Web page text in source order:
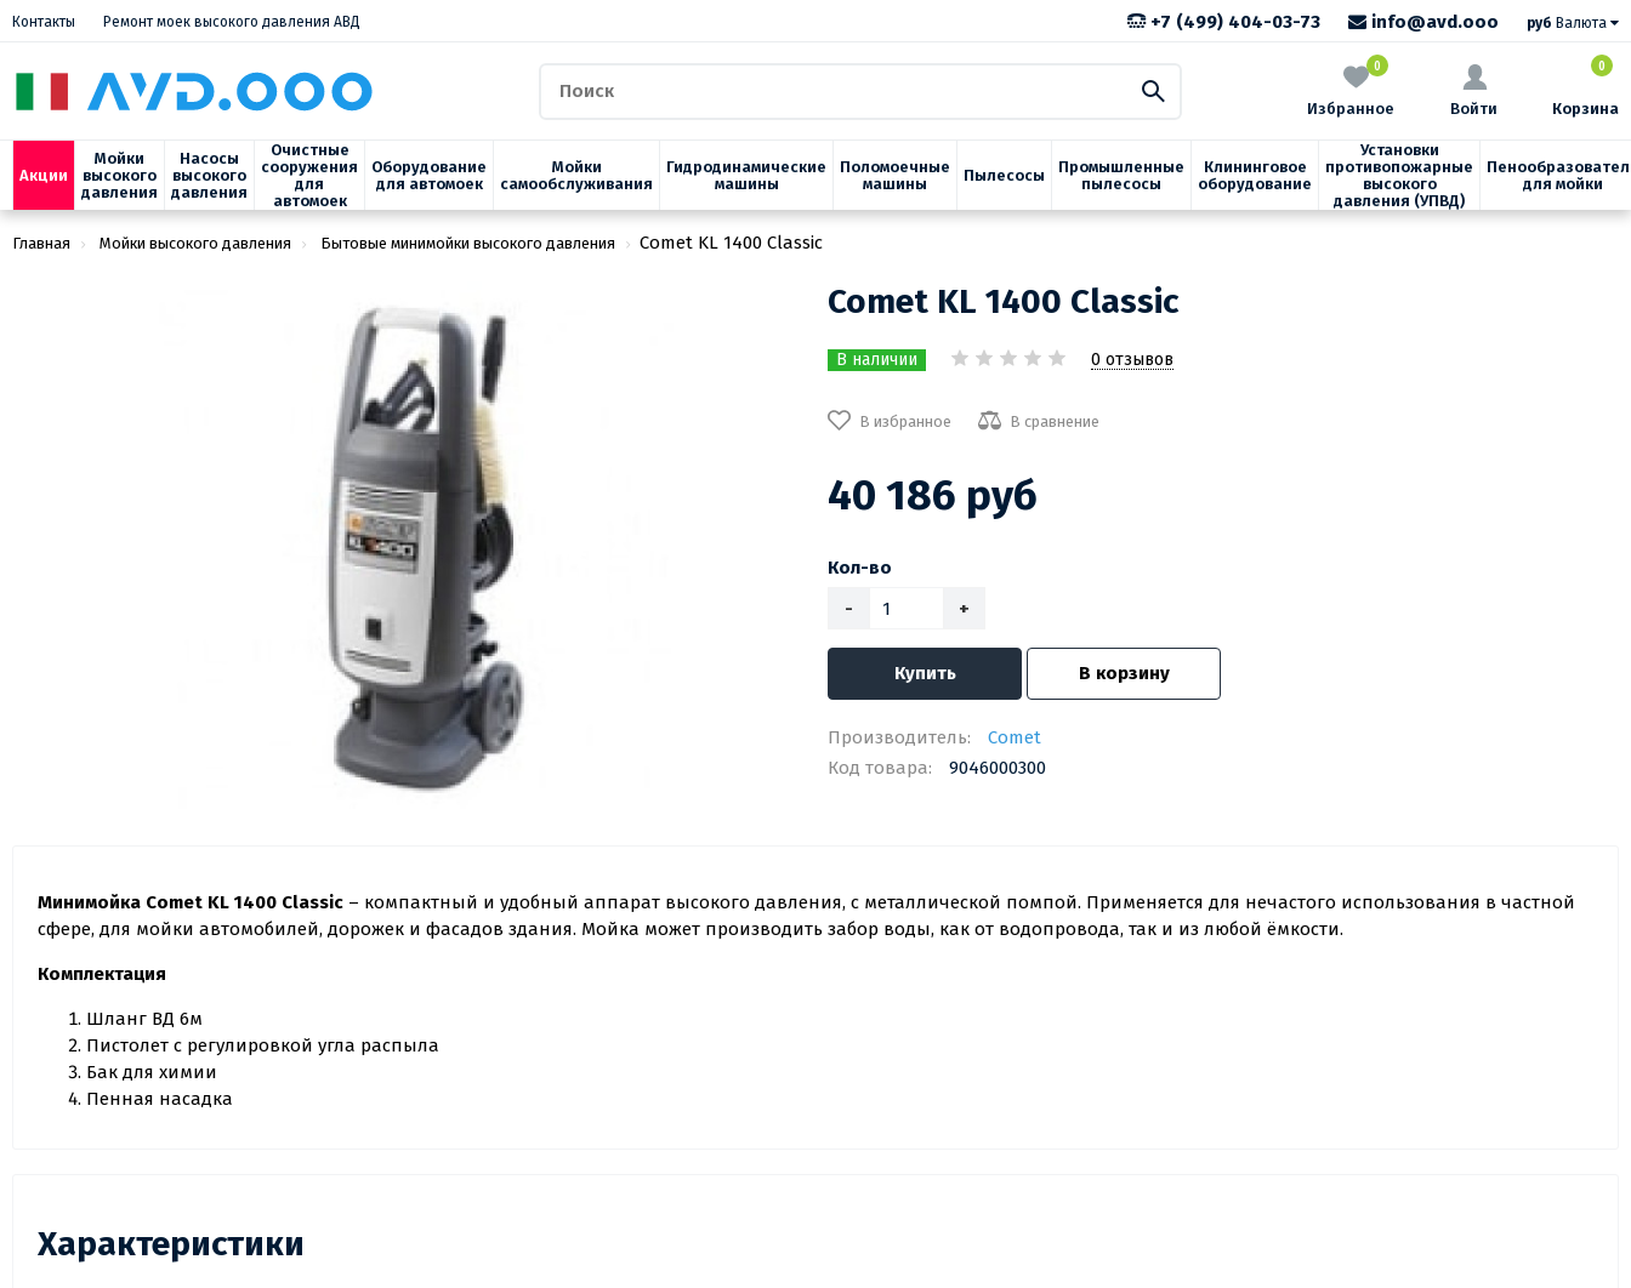
Контакты Ремонт моек высокого давления АВД +7 (499) 404-03-73 info@avd.ooo руб Валюта
0
Избранное Войти
0
Корзина
Акции
Мойки
высокого
давления
Насосы
высокого
давления
Очистные
сооружения
для
автомоек
Оборудование
для автомоек
Мойки
самообслуживания
Гидродинамические
машины
Поломоечные
машины
Пылесосы
Промышленные
пылесосы
Клининговое
оборудование
Установки
противопожарные
высокого
давления (УПВД)
для мойки
Главная Мойки высокого давления Бытовые минимойки высокого давления Comet KL 1400 Classic
Comet KL 1400 Classic
В наличии 0 отзывов
В избранное В сравнение
40 186 руб
Кол-во
-
+
Купить В корзину
Производитель:
Comet
Код товара:
9046000300
Минимойка Comet KL 1400 Classic – компактный и удобный аппарат высокого давления, с металлической помпой. Применяется для нечастого использования в частной
сфере, для мойки автомобилей, дорожек и фасадов здания. Мойка может производить забор воды, как от водопровода, так и из любой ёмкости.
Комплектация
Шланг ВД 6м
Пистолет с регулировкой угла распыла
Бак для химии
Пенная насадка
Характеристики